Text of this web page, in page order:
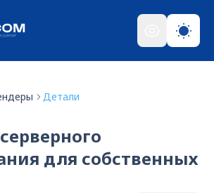
Детали
для собственных